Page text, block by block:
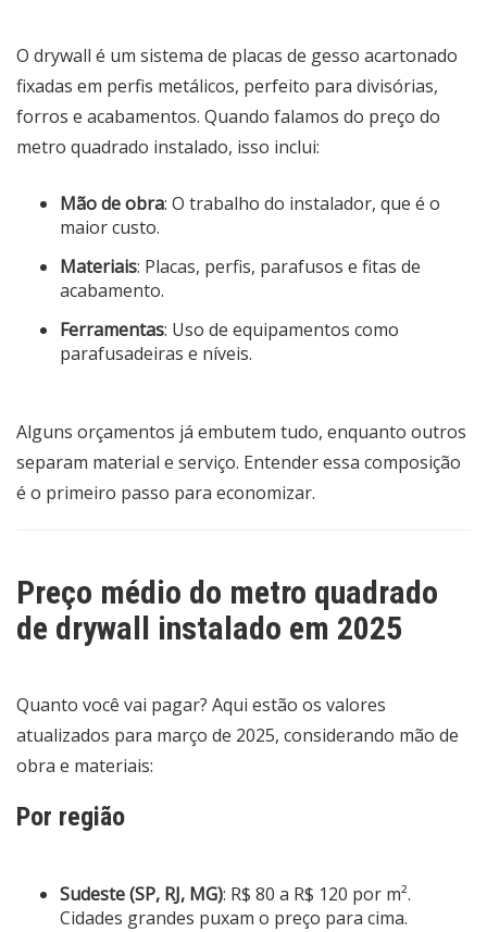
O drywall é um sistema de placas de gesso acartonado
fixadas em perfis metálicos, perfeito para divisórias,
forros e acabamentos. Quando falamos do preço do
metro quadrado instalado, isso inclui:
Mão de obra: O trabalho do instalador, que é o
maior custo.
Materiais: Placas, perfis, parafusos e fitas de
acabamento.
Ferramentas: Uso de equipamentos como
parafusadeiras e níveis.
Alguns orçamentos já embutem tudo, enquanto outros
separam material e serviço. Entender essa composição
é o primeiro passo para economizar.
Preço médio do metro quadrado
de drywall instalado em 2025
Quanto você vai pagar? Aqui estão os valores
atualizados para março de 2025, considerando mão de
obra e materiais:
Por região
Sudeste (SP, RJ, MG): R$ 80 a R$ 120 por m².
Cidades grandes puxam o preço para cima.